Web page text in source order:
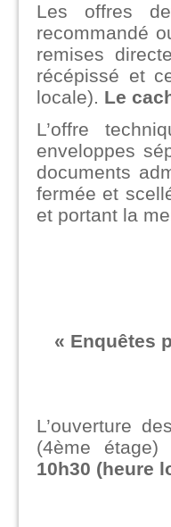
Les offres
recommandé
remises
récépissé et
locale). Le
L’offre
enveloppes
documents
fermée et
et portant la
« Enquêtes
L’ouverture
(4ème
10h30 (heure